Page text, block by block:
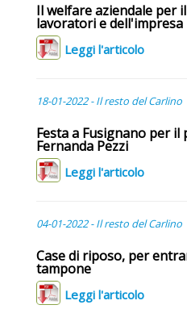
Il welfare aziendale per
lavoratori e dell'impresa
Leggi l'articolo
18-01-2022 - Il resto del Carlino
Festa a Fusignano per il
Fernanda Pezzi
Leggi l'articolo
04-01-2022 - Il resto del Carlino
Case di riposo, per
tampone
Leggi l'articolo